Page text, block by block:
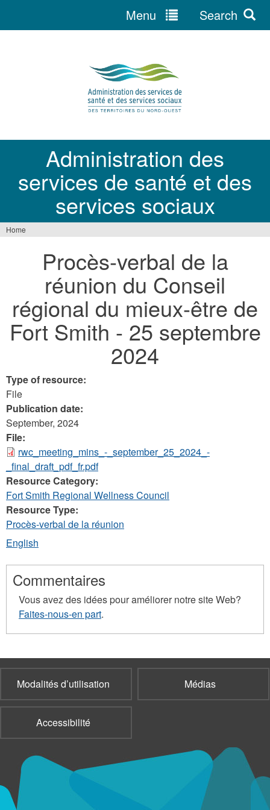
Administration des
services de santé et des
services sociaux
Menu Search
Home
Procès-verbal de la
réunion du Conseil
régional du mieux-être de
Fort Smith - 25 septembre
2024
Type of resource:
File
Publication date:
September, 2024
File:
rwc_meeting_mins_-_september_25_2024_-
_final_draft_pdf_fr.pdf
Resource Category:
Fort Smith Regional Wellness Council
Resource Type:
Procès-verbal de la réunion
English
Commentaires
Vous avez des idées pour améliorer notre site Web?
Faites-nous-en part.
Modalités d’utilisation Médias
Accessibilité